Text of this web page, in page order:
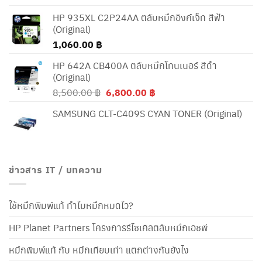
HP 935XL C2P24AA ตลับหมึกอิงค์เจ็ท สีฟ้า
(Original)
1,060.00 ฿
HP 642A CB400A ตลับหมึกโทนเนอร์ สีดำ
(Original)
8,500.00฿ Original
was:
6,800.00 ฿Current
is:
SAMSUNG CLT-C409S CYAN TONER (Original)
ข่าวสาร IT / บทความ
ใช้หมึกพิมพ์แท้ ทำไมหมึกหมดไว?
HP Planet Partners โครงการรีไซเคิลตลับหมึกเอชพี
หมึกพิมพ์แท้ กับ หมึกเทียบเท่า แตกต่างกันยังไง